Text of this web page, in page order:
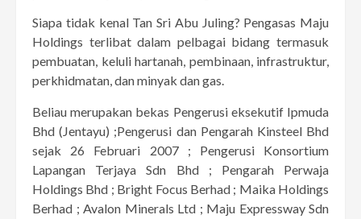
Siapa tidak kenal Tan Sri Abu Juling? Pengasas Maju
Holdings terlibat dalam pelbagai bidang termasuk
pembuatan, keluli hartanah, pembinaan, infrastruktur,
perkhidmatan, dan minyak dan gas.
Beliau merupakan bekas Pengerusi eksekutif Ipmuda
Bhd (Jentayu) ;Pengerusi dan Pengarah Kinsteel Bhd
sejak 26 Februari 2007 ; Pengerusi Konsortium
Lapangan Terjaya Sdn Bhd ; Pengarah Perwaja
Holdings Bhd ; Bright Focus Berhad ; Maika Holdings
Berhad ; Avalon Minerals Ltd ; Maju Expressway Sdn